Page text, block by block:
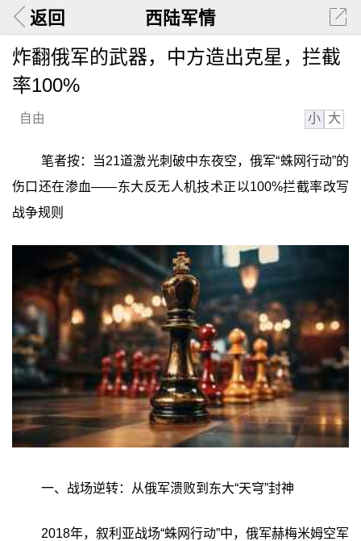
返回 西陆军情
炸翻俄军的武器，中方造出克星，拦截
率100%
自由 小 大
笔者按：当21道激光刺破中东夜空，俄军“蛛网行动”的
伤口还在渗血——东大反无人机技术正以100%拦截率改写
战争规则
一、战场逆转：从俄军溃败到东大“天穹”封神
2018年，叙利亚战场“蛛网行动”中，俄军赫梅米姆空军